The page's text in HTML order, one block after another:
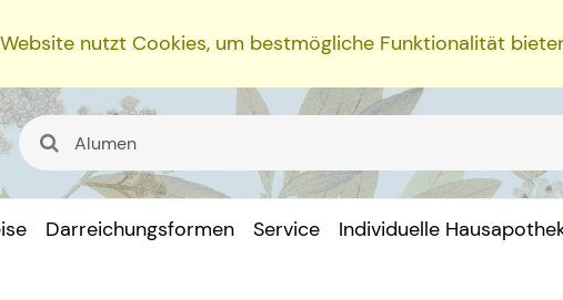
nutzt Cookies, um bestmögliche Funktionalität
Darreichungsformen Service Individuelle